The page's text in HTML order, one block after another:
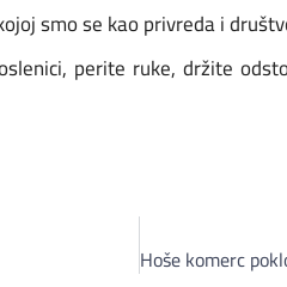
smo se kao privreda i
perite ruke, držite